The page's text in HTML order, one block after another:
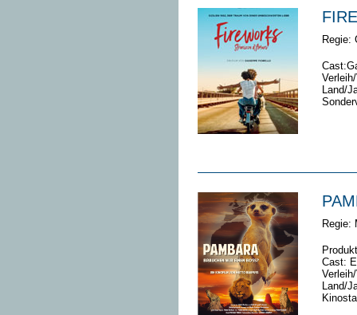
Regie:
Land/
Regie:
Cast:
Land/